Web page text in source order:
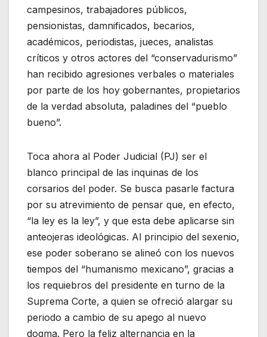
campesinos, trabajadores públicos,
pensionistas, damnificados, becarios,
académicos, periodistas, jueces, analistas
críticos y otros actores del “conservadurismo”
han recibido agresiones verbales o materiales
por parte de los hoy gobernantes, propietarios
de la verdad absoluta, paladines del “pueblo
bueno”.
Toca ahora al Poder Judicial (PJ) ser el
blanco principal de las inquinas de los
corsarios del poder. Se busca pasarle factura
por su atrevimiento de pensar que, en efecto,
“la ley es la ley”, y que esta debe aplicarse sin
anteojeras ideológicas. Al principio del sexenio,
ese poder soberano se alineó con los nuevos
tiempos del “humanismo mexicano”, gracias a
los requiebros del presidente en turno de la
Suprema Corte, a quien se ofreció alargar su
periodo a cambio de su apego al nuevo
dogma. Pero la feliz alternancia en la